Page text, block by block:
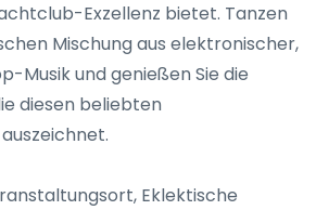
Exzellenz bietet. Tanzen
Mischung aus elektronischer,
Musik und genießen Sie die
diesen beliebten
Eklektische